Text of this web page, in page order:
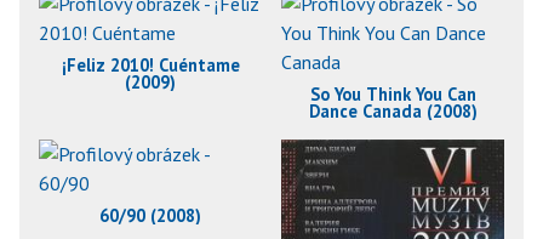
¡Feliz 2010! Cuéntame
(2009)
So You Think You Can
Dance Canada (2008)
60/90 (2008)